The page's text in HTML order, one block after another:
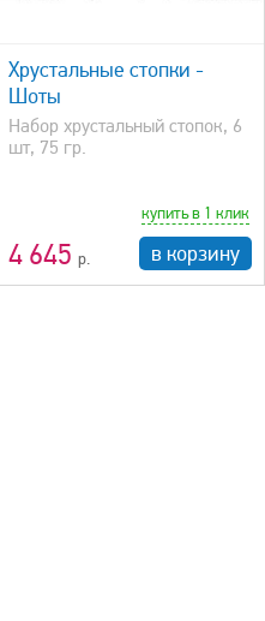
Хрустальные стопки -
Шоты
Набор хрустальный стопок, 6
шт, 75 гр.
4 645
купить в 1 клик
в корзину